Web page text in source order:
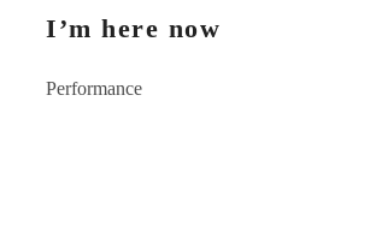
I’m here now
Performance